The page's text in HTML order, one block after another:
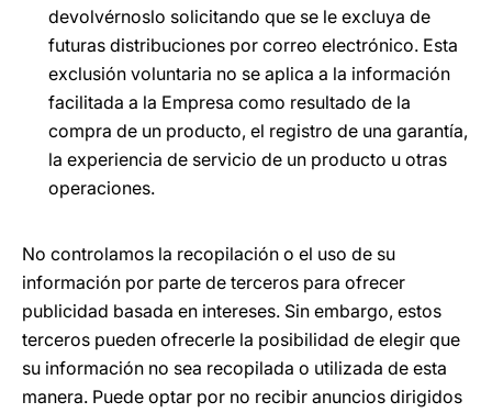
devolvérnoslo solicitando que se le excluya de
futuras distribuciones por correo electrónico. Esta
exclusión voluntaria no se aplica a la información
facilitada a la Empresa como resultado de la
compra de un producto, el registro de una garantía,
la experiencia de servicio de un producto u otras
operaciones.
No controlamos la recopilación o el uso de su
información por parte de terceros para ofrecer
publicidad basada en intereses. Sin embargo, estos
terceros pueden ofrecerle la posibilidad de elegir que
su información no sea recopilada o utilizada de esta
manera. Puede optar por no recibir anuncios dirigidos